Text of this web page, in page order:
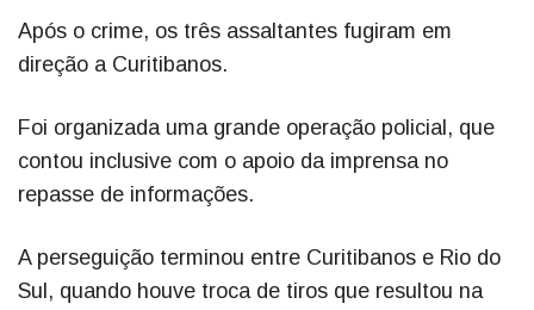
Após o crime, os três assaltantes fugiram em
direção a Curitibanos.
Foi organizada uma grande operação policial, que
contou inclusive com o apoio da imprensa no
repasse de informações.
A perseguição terminou entre Curitibanos e Rio do
Sul, quando houve troca de tiros que resultou na